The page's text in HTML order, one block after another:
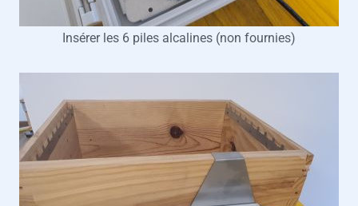
Insérer les 6 piles alcalines (non fournies)